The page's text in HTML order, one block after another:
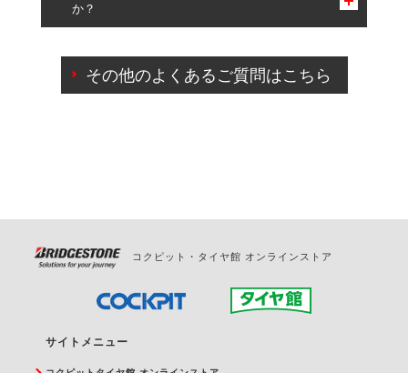
一部の商品・サービスの組み合わせに限り、同時にご予約が
出来ないものもございます。
か？
ご来店予約日の3営業日前を過ぎている場合のご予約
の日時変更につきましては、直接ご予約の店舗まで
その他のよくあるご質問はこちら
コクピット・タイヤ館 オンラインストア
サイトメニュー